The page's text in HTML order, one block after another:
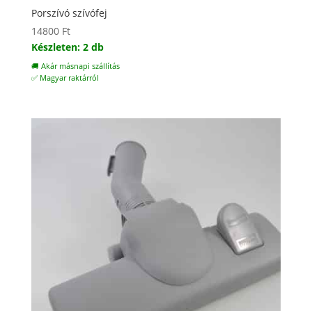
Porszívó szívófej
14800 Ft
Készleten: 2 db
🚚 Akár másnapi szállítás
✅ Magyar raktárról